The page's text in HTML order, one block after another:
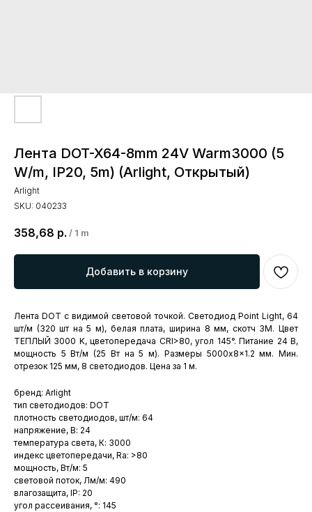
Лента DOT-X64-8mm 24V Warm3000 (5
W/m, IP20, 5m) (Arlight, Открытый)
Arlight
SKU: 040233
358,68 р. / 1 m
Добавить в корзину
Лента DOT с видимой световой точкой. Светодиод Point Light, 64
шт/м (320 шт на 5 м), белая плата, ширина 8 мм, скотч 3M. Цвет
ТЕПЛЫЙ 3000 K, цветопередача CRI>80, угол 145°. Питание 24 В,
мощность 5 Вт/м (25 Вт на 5 м). Размеры 5000x8x1.2 мм. Мин.
отрезок 125 мм, 8 светодиодов. Цена за 1 м.
бренд: Arlight
тип светодиодов: DOT
плотность светодиодов, шт/м: 64
напряжение, В: 24
температура света, К: 3000
индекс цветопередачи, Ra: >80
мощность, Вт/м: 5
световой поток, Лм/м: 490
влагозащита, IP: 20
угол рассеивания, °: 145